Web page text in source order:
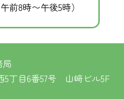
前8時〜午後5時）
局
5丁目6番57号 山﨑ビル5F